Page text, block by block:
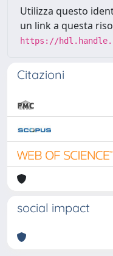
Utilizza questo
un link a questa
https://
Citazioni
social impact